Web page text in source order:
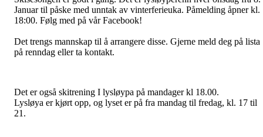
Januar til påske med unntak av vinterferieuka. Påmelding åpner kl.
18:00. Følg med på vår Facebook!
Det trengs mannskap til å arrangere disse. Gjerne meld deg på lista
på renndag eller ta kontakt.
Det erogså skitrening I lysløypa på mandager kl 18.00.
Lysløya er kjørt opp, og lyset er på fra mandag til fredag, kl. 17 til
21.